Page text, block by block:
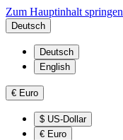
Zum Hauptinhalt springen
Deutsch
Deutsch
English
€ Euro
$ US-Dollar
€ Euro